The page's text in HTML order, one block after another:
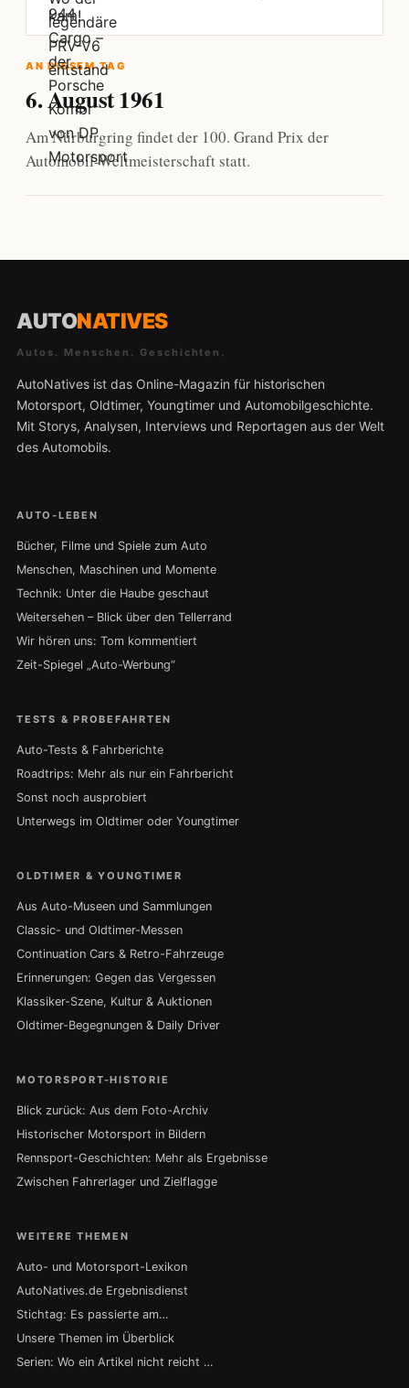
AN DIESEM TAG
6. August 1961
Am Nürburgring findet der 100. Grand Prix der
Automobil-Weltmeisterschaft statt.
AUTONATIVES
Autos. Menschen. Geschichten.
AutoNatives ist das Online-Magazin für historischen
Motorsport, Oldtimer, Youngtimer und Automobilgeschichte.
Mit Storys, Analysen, Interviews und Reportagen aus der Welt
des Automobils.
AUTO-LEBEN
Bücher, Filme und Spiele zum Auto
Menschen, Maschinen und Momente
Technik: Unter die Haube geschaut
Weitersehen – Blick über den Tellerrand
Wir hören uns: Tom kommentiert
Zeit-Spiegel „Auto-Werbung“
TESTS & PROBEFAHRTEN
Auto-Tests & Fahrberichte
Roadtrips: Mehr als nur ein Fahrbericht
Sonst noch ausprobiert
Unterwegs im Oldtimer oder Youngtimer
OLDTIMER & YOUNGTIMER
Aus Auto-Museen und Sammlungen
Classic- und Oldtimer-Messen
Continuation Cars & Retro-Fahrzeuge
Erinnerungen: Gegen das Vergessen
Klassiker-Szene, Kultur & Auktionen
Oldtimer-Begegnungen & Daily Driver
MOTORSPORT-HISTORIE
Blick zurück: Aus dem Foto-Archiv
Historischer Motorsport in Bildern
Rennsport-Geschichten: Mehr als Ergebnisse
Zwischen Fahrerlager und Zielflagge
WEITERE THEMEN
Auto- und Motorsport-Lexikon
AutoNatives.de Ergebnisdienst
Stichtag: Es passierte am…
Unsere Themen im Überblick
Serien: Wo ein Artikel nicht reicht …